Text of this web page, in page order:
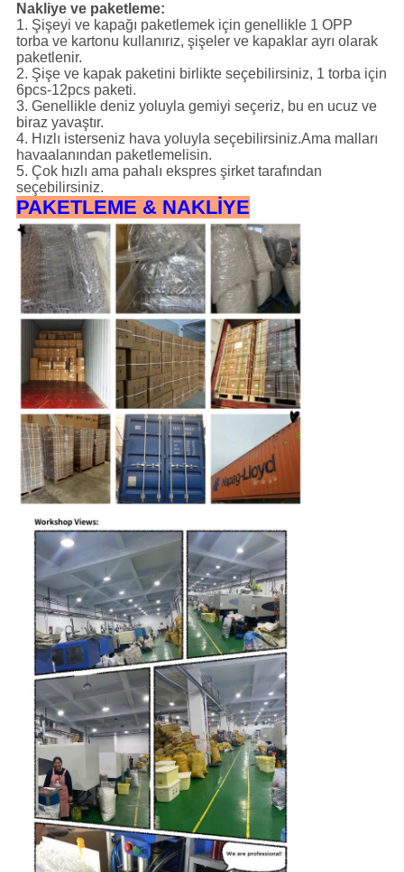
Nakliye ve paketleme:
1. Şişeyi ve kapağı paketlemek için genellikle 1 OPP
torba ve kartonu kullanırız, şişeler ve kapaklar ayrı olarak
paketlenir.
2. Şişe ve kapak paketini birlikte seçebilirsiniz, 1 torba için
6pcs-12pcs paketi.
3. Genellikle deniz yoluyla gemiyi seçeriz, bu en ucuz ve
biraz yavaştır.
4. Hızlı isterseniz hava yoluyla seçebilirsiniz.Ama malları
havaalanından paketlemelisin.
5. Çok hızlı ama pahalı ekspres şirket tarafından
seçebilirsiniz.
PAKETLEME & NAKLİYE